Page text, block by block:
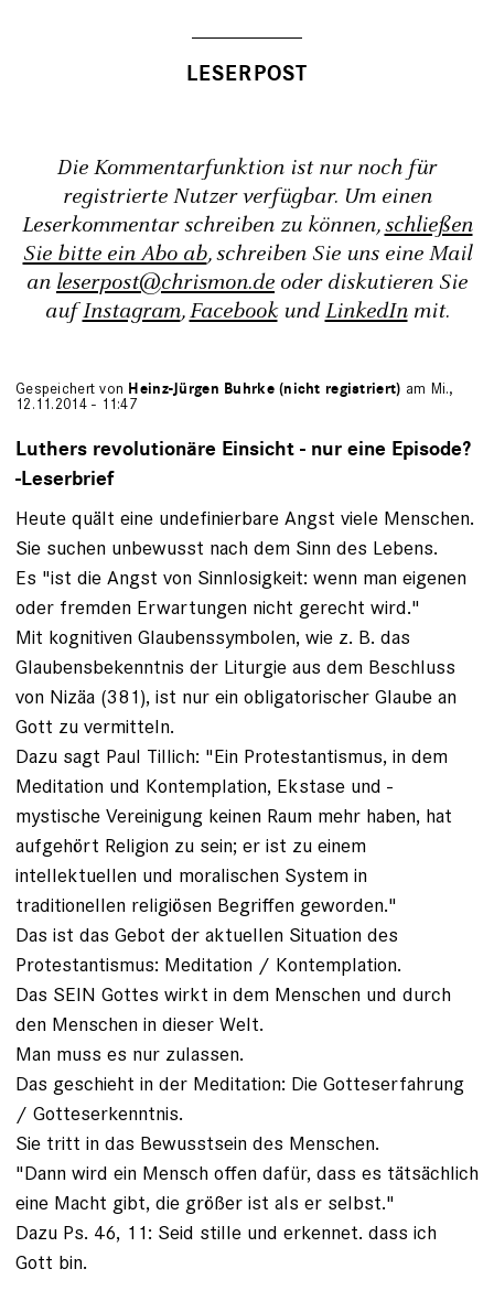
Die Kommentarfunktion ist nur noch für
registrierte Nutzer verfügbar. Um einen
Leserkommentar schreiben zu können,schließen
Sie bitte ein Abo ab, schreiben Sie uns eine Mail
an leserpost@chrismon.de oder diskutieren Sie
aufInstagram,FacebookundLinkedInmit.
Gespeichert von Heinz-Jürgen Buhrke (nicht registriert) am Mi.,
12.11.2014 - 11:47
Luthers revolutionäre Einsicht - nur eine Episode?
-Leserbrief
Heute quält eine undefinierbare Angst viele Menschen.
Sie suchen unbewusst nach dem Sinn des Lebens.
Es "ist die Angst von Sinnlosigkeit: wenn man eigenen
oder fremden Erwartungen nicht gerecht wird."
Mit kognitiven Glaubenssymbolen, wie z. B. das
Glaubensbekenntnis der Liturgie aus dem Beschluss
von Nizäa (381), ist nur ein obligatorischer Glaube an
Gott zu vermitteln.
Dazu sagt Paul Tillich: "Ein Protestantismus, in dem
Meditation und Kontemplation, Ekstase und -
mystische Vereinigung keinen Raum mehr haben, hat
aufgehört Religion zu sein; er ist zu einem
intellektuellen und moralischen System in
traditionellen religiösen Begriffen geworden."
Das ist das Gebot der aktuellen Situation des
Protestantismus: Meditation / Kontemplation.
Das SEIN Gottes wirkt in dem Menschen und durch
den Menschen in dieser Welt.
Man muss es nur zulassen.
Das geschieht in der Meditation: Die Gotteserfahrung
/ Gotteserkenntnis.
Sie tritt in das Bewusstsein des Menschen.
"Dann wird ein Mensch offen dafür, dass es tätsächlich
eine Macht gibt, die größer ist als er selbst."
Dazu Ps. 46, 11: Seid stille und erkennet. dass ich
Gott bin.